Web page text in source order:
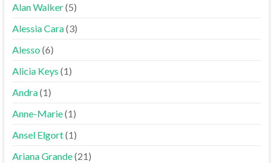
Alan Walker(5)
Alessia Cara(3)
Alesso(6)
Alicia Keys (1)
Andra(1)
Anne-Marie(1)
Ansel Elgort(1)
Ariana Grande(21)